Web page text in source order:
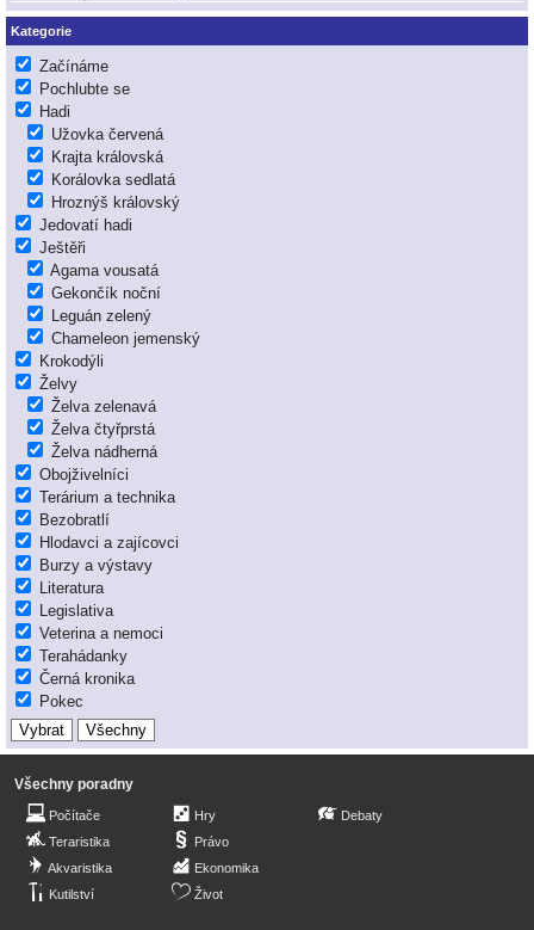
Kategorie
Začínáme
Pochlubte se
Hadi
Užovka červená
Krajta královská
Korálovka sedlatá
Hroznýš královský
Jedovatí hadi
Ještěři
Agama vousatá
Gekončík noční
Leguán zelený
Chameleon jemenský
Krokodýli
Želvy
Želva zelenavá
Želva čtyřprstá
Želva nádherná
Obojživelníci
Terárium a technika
Bezobratlí
Hlodavci a zajícovci
Burzy a výstavy
Literatura
Legislativa
Veterina a nemoci
Terahádanky
Černá kronika
Pokec
Všechny poradny
Počítače
Teraristika
Akvaristika
Kutilství
Hry
Právo
Ekonomika
Život
Debaty